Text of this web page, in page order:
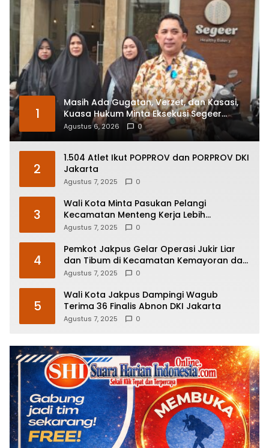
1
Masih Ada Gugatan, Verzet, dan Kasasi,
Kuasa Hukum Minta Eksekusi Segeer
Bakery Ditangguhkan
Agustus 6, 2026 0
2
1.504 Atlet Ikut POPPROV dan PORPROV DKI
Jakarta
Agustus 7, 2025 0
3
Wali Kota Minta Pasukan Pelangi
Kecamatan Menteng Kerja Lebih
Responsif
Agustus 7, 2025 0
4
Pemkot Jakpus Gelar Operasi Jukir Liar
dan Tibum di Kecamatan Kemayoran dan
Johar Baru
Agustus 7, 2025 0
5
Wali Kota Jakpus Dampingi Wagub
Terima 36 Finalis Abnon DKI Jakarta
Agustus 7, 2025 0